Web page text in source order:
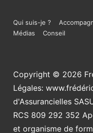
Menu
de
page
Qui suis-je ?
Médias
Conseil
Copyright © 2026
Légales:
d'Assurancielles
RCS 809 292 352
et organisme de